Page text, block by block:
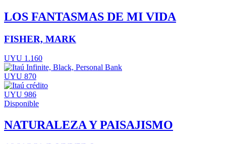
LOS FANTASMAS DE MI VIDA
FISHER, MARK
UYU 1.160
UYU 870
UYU 986
Disponible
NATURALEZA Y PAISAJISMO